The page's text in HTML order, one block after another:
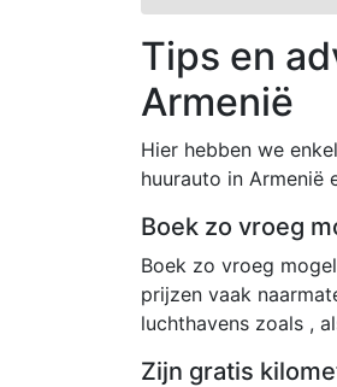
Tips en
Armenië
Hier hebben we
huurauto in Armenië
Boek zo vroeg
Boek zo vroeg
prijzen vaak
luchthavens zoals ,
Zijn gratis